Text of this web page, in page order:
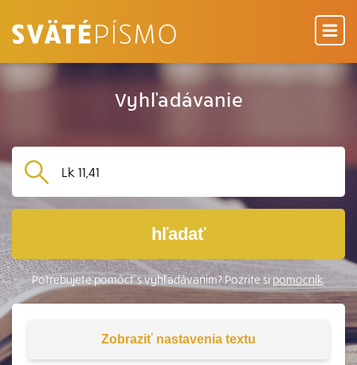
Vyhľadávanie
hľadať
Potrebujete pomôcť s vyhľadávaním? Pozrite sipomocník.
Zobraziť nastavenia textu